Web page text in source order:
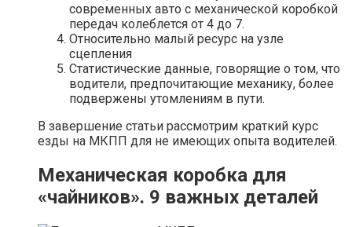
современных авто с механической коробкой
передач колеблется от 4 до 7.
Относительно малый ресурс на узле
сцепления
Статистические данные, говорящие о том, что
водители, предпочитающие механику, более
подвержены утомлениям в пути.
В завершение статьи рассмотрим краткий курс
езды на МКПП для не имеющих опыта водителей.
Механическая коробка для
«чайников». 9 важных деталей